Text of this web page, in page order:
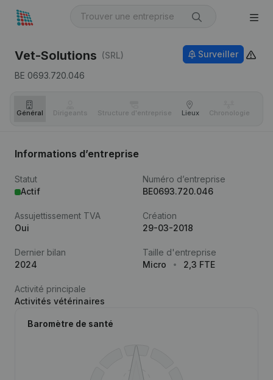
Vet-Solutions (SRL)
BE 0693.720.046
Surveiller
Général Dirigeants Structure d'entreprise Lieux Chronologie
Informations d’entreprise
Statut
Actif
Numéro d’entreprise
BE0693.720.046
Assujettissement TVA
Oui
Création
29-03-2018
Dernier bilan
2024
Taille d'entreprise
Micro
2,3 FTE
Activité principale
Activités vétérinaires
Baromètre de santé